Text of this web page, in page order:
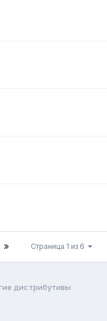
Страница 1 из 6
дистрибутивы